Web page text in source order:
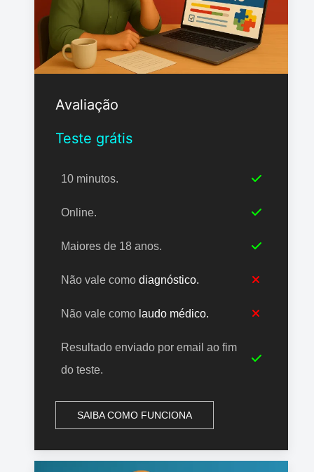
Avaliação
Teste grátis
10 minutos.
Online.
Maiores de 18 anos.
Não vale como diagnóstico.
Não vale como laudo médico.
Resultado enviado por email ao fim
do teste.
SAIBA COMO FUNCIONA